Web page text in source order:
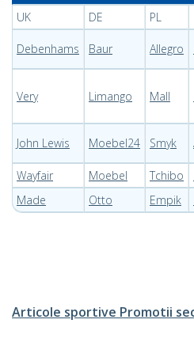
UK DE PL
Debenhams Baur Allegro
Very Limango Mall
John Lewis Moebel24 Smyk
Wayfair Moebel Tchibo
Made
Otto Empik
Articole sportive Promotii